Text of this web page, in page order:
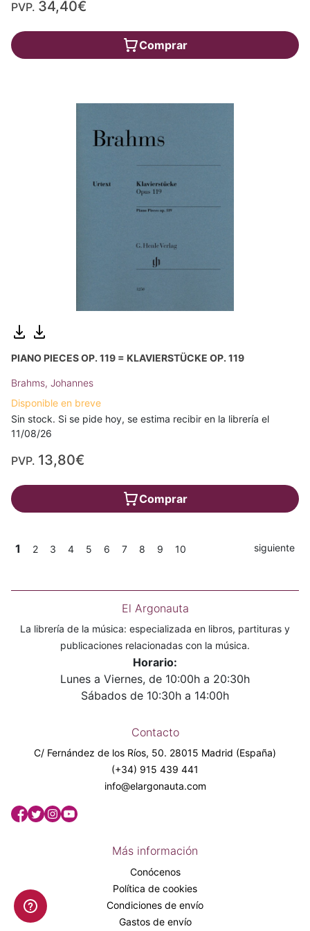
PVP. 34,40€
Comprar
PIANO PIECES OP. 119 = KLAVIERSTÜCKE OP. 119
Brahms, Johannes
Disponible en breve
Sin stock. Si se pide hoy, se estima recibir en la librería el
11/08/26
PVP. 13,80€
Comprar
1 2 3 4 5 6 7 8 9 10 siguiente
El Argonauta
La librería de la música: especializada en libros, partituras y
publicaciones relacionadas con la música.
Horario:
Lunes a Viernes, de 10:00h a 20:30h
Sábados de 10:30h a 14:00h
Contacto
C/ Fernández de los Ríos, 50. 28015 Madrid (España)
(+34) 915 439 441
info@elargonauta.com
Más información
Conócenos
Política de cookies
Condiciones de envío
Gastos de envío